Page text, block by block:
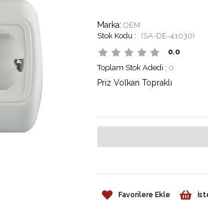
Marka: OEM
(SA-DE-41030)
0.0
Toplam Stok Adedi : 0
Priz Volkan Topraklı
Favorilere Ekle